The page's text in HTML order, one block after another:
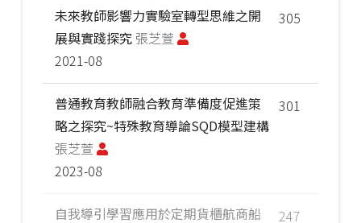
305
未來教師影響力實驗室轉型思維之開
展與實踐探究 張芝萱
2021-08
301
普通教育教師融合教育準備度促進策
略之探究~特殊教育導論SQD模型建構
張芝萱
2023-08
247
自我導引學習應用於定期貨櫃航商船